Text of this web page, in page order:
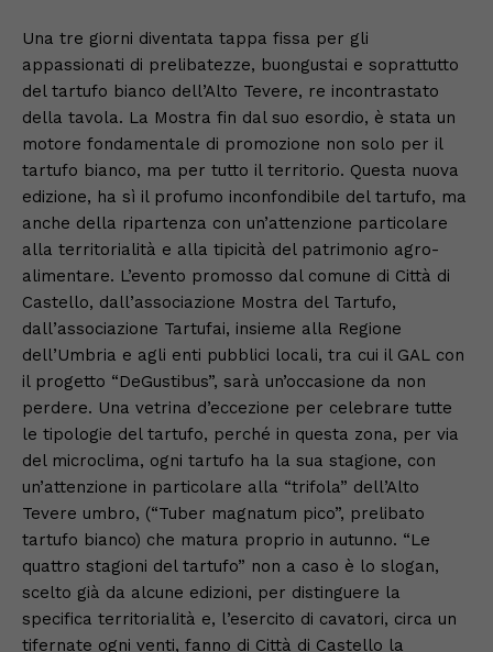
Una tre giorni diventata tappa fissa per gli
appassionati di prelibatezze, buongustai e soprattutto
del tartufo bianco dell’Alto Tevere, re incontrastato
della tavola. La Mostra fin dal suo esordio, è stata un
motore fondamentale di promozione non solo per il
tartufo bianco, ma per tutto il territorio. Questa nuova
edizione, ha sì il profumo inconfondibile del tartufo, ma
anche della ripartenza con un’attenzione particolare
alla territorialità e alla tipicità del patrimonio agro-
alimentare. L’evento promosso dal comune di Città di
Castello, dall’associazione Mostra del Tartufo,
dall’associazione Tartufai, insieme alla Regione
dell’Umbria e agli enti pubblici locali, tra cui il GAL con
il progetto “DeGustibus”, sarà un’occasione da non
perdere. Una vetrina d’eccezione per celebrare tutte
le tipologie del tartufo, perché in questa zona, per via
del microclima, ogni tartufo ha la sua stagione, con
un’attenzione in particolare alla “trifola” dell’Alto
Tevere umbro, (“Tuber magnatum pico”, prelibato
tartufo bianco) che matura proprio in autunno. “Le
quattro stagioni del tartufo” non a caso è lo slogan,
scelto già da alcune edizioni, per distinguere la
specifica territorialità e, l’esercito di cavatori, circa un
tifernate ogni venti, fanno di Città di Castello la